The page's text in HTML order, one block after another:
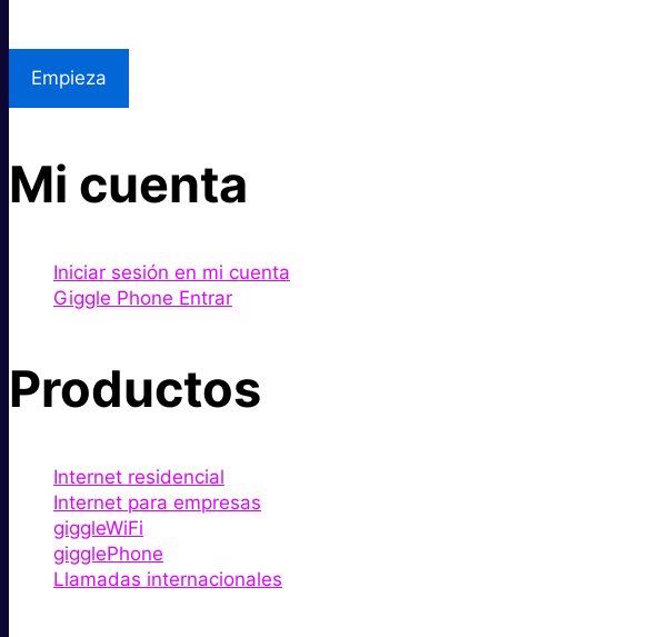
Empieza
Mi cuenta
Iniciar sesión en mi cuenta
Giggle Phone Entrar
Productos
Internet residencial
Internet para empresas
giggleWiFi
gigglePhone
Llamadas internacionales